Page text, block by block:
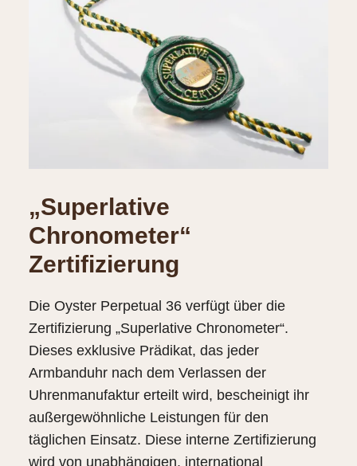
„Superlative
Chronometer“
Zertifizierung
Die Oyster Perpetual 36 verfügt über die
Zertifizierung „Superlative Chronometer“.
Dieses exklusive Prädikat, das jeder
Armbanduhr nach dem Verlassen der
Uhrenmanufaktur erteilt wird, bescheinigt ihr
außergewöhnliche Leistungen für den
täglichen Einsatz. Diese interne Zertifizierung
wird von unabhängigen, international